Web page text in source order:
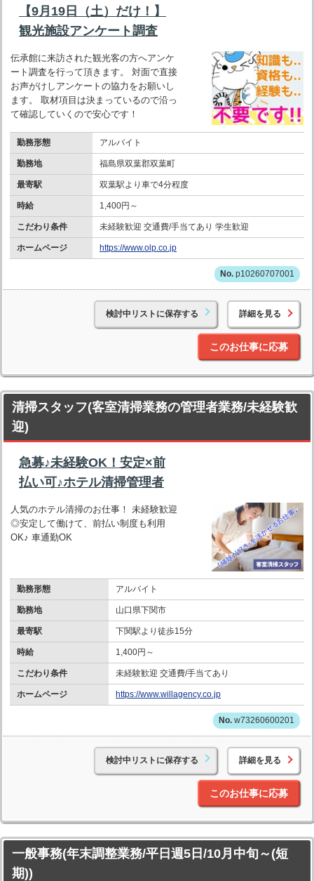
【9月19日（土）だけ！】
観光施設アンケート調査
伝承館に来訪された観光客の方へアンケ
ート調査を行って頂きます。 対面で直接
お声がけしアンケートの協力をお願いし
ます。 取材項目は決まっているので沿っ
て確認していくので安心です！
勤務形態 アルバイト
勤務地 福島県双葉郡双葉町
最寄駅 双葉駅より車で4分程度
時給 1,400円～
こだわり条件 未経験歓迎 交通費/手当てあり 学生歓迎
ホームページ https://www.olp.co.jp
p10260707001
検討中リストに保存する 詳細を見る
このお仕事に応募
清掃スタッフ(客室清掃業務の管理者業務/未経験歓
迎)
急募♪未経験OK！安定×前
払い可♪ホテル清掃管理者
人気のホテル清掃のお仕事！ 未経験歓迎
◎安定して働けて、前払い制度も利用
OK♪ 車通勤OK
勤務形態 アルバイト
勤務地 山口県下関市
最寄駅 下関駅より徒歩15分
時給 1,400円～
こだわり条件 未経験歓迎 交通費/手当てあり
ホームページ https://www.willagency.co.jp
w73260600201
検討中リストに保存する 詳細を見る
このお仕事に応募
一般事務(年末調整業務/平日週5日/10月中旬～(短
期))